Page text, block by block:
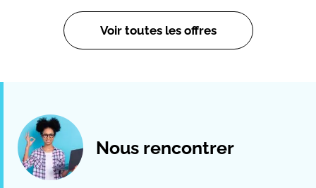
Voir toutes les offres
Nous rencontrer